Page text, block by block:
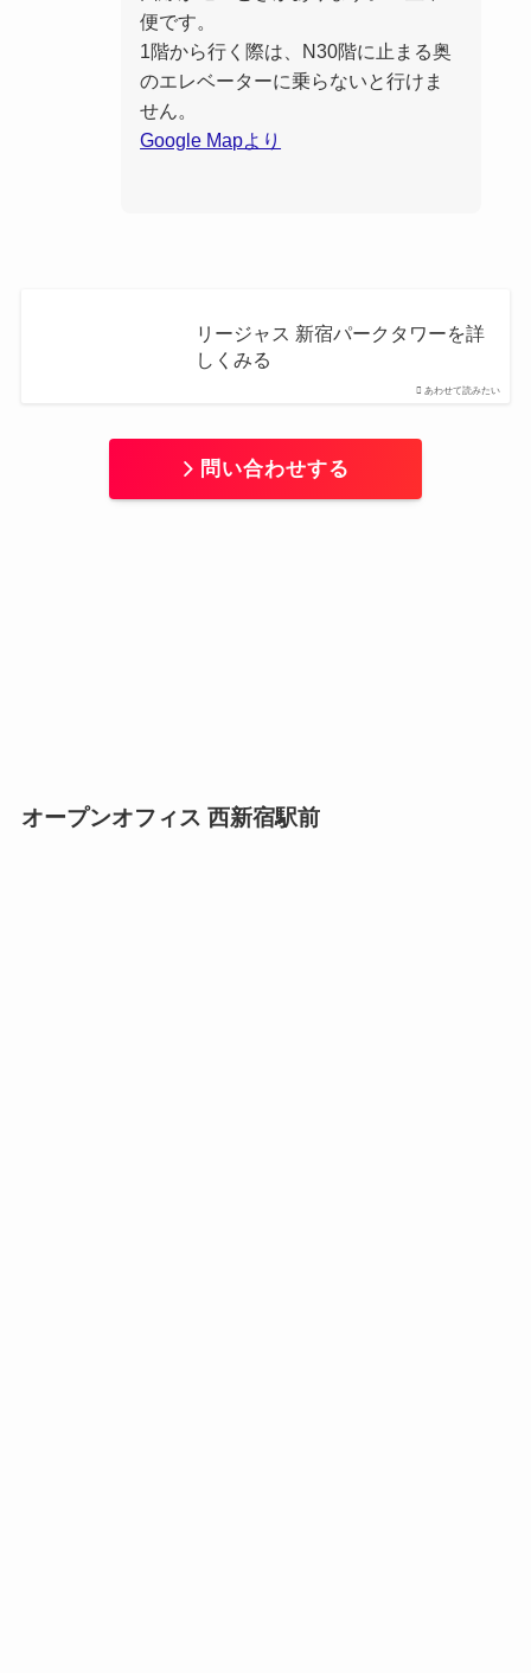
便です。
1階から行く際は、N30階に止まる奥
のエレベーターに乗らないと行けま
せん。
Google Mapより
あわせて読みたい
リージャス 新宿パークタワーを詳
しくみる
問い合わせする
オープンオフィス 西新宿駅前